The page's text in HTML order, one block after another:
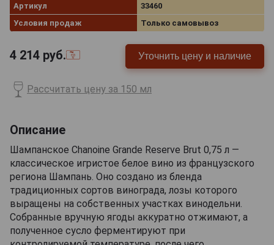
Артикул
33460
Условия продаж
Только самовывоз
4 214 руб. Уточнить цену и наличие
Рассчитать цену за 150 мл
Описание
Шампанское Chanoine Grande Reserve Brut 0,75 л —
классическое игристое белое вино из французского
региона Шампань. Оно создано из бленда
традиционных сортов винограда, лозы которого
выращены на собственных участках винодельни.
Собранные вручную ягоды аккуратно отжимают, а
полученное сусло ферментируют при